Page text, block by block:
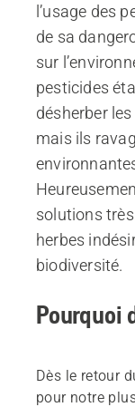
l’usage des
de sa
sur
pesticides
désherber
mais ils
solutions
herbes
biodiversité.
Pourquoi
Dès le retour
pour notre